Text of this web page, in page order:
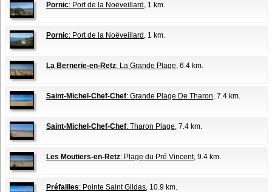
Pornic: Port de la Noëveillard , 1 km.
Pornic: Port de la Noëveillard , 1 km.
La Bernerie-en-Retz: La Grande Plage, 6.4 km.
Saint-Michel-Chef-Chef: Grande Plage De Tharon, 7.4 km.
Saint-Michel-Chef-Chef: Tharon Plage, 7.4 km.
Les Moutiers-en-Retz: Plage du Pré Vincent, 9.4 km.
Préfailles: Pointe Saint Gildas, 10.9 km.